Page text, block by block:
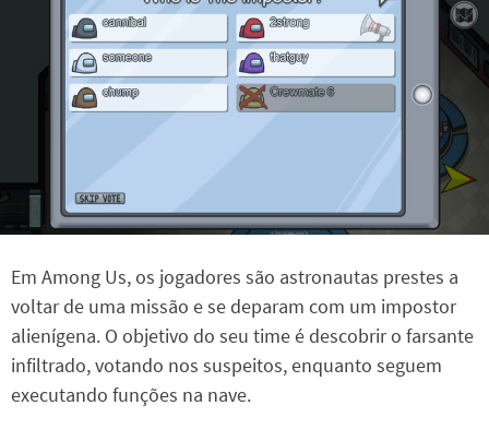
Em Among Us, os jogadores são astronautas prestes a
voltar de uma missão e se deparam com um impostor
alienígena. O objetivo do seu time é descobrir o farsante
infiltrado, votando nos suspeitos, enquanto seguem
executando funções na nave.